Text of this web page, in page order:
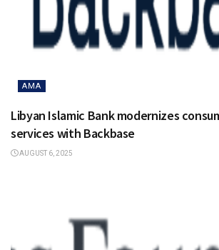
AMA
Libyan Islamic Bank modernizes
services with Backbase
AUGUST 6, 2025